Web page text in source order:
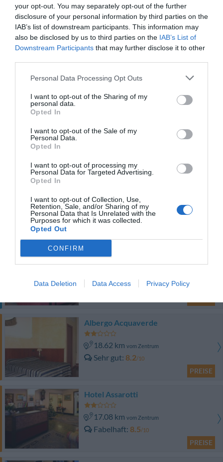
your opt-out. You may separately opt-out of the further
disclosure of your personal information by third parties on the
IAB’s list of downstream participants. This information may
also be disclosed by us to third parties on the IAB’s List of
Downstream Participants that may further disclose it to other
Personal Data Processing Opt Outs
I want to opt-out of the Sharing of my
personal data.
Opted In
I want to opt-out of the Sale of my
Personal Data.
Opted In
I want to opt-out of processing my
Personal Data for Targeted Advertising.
Opted In
I want to opt-out of Collection, Use,
Retention, Sale, and/or Sharing of my
Personal Data that Is Unrelated with the
Purposes for which it was collected.
Opted Out
CONFIRM
Data Deletion Data Access Privacy Policy
Hotel Helvetia
18.20 kmvom Zentrum
Sehr gut 8.3/10
PREISE
Best Western Hotel Porto Antico
Außergewöhnlich /10
Locanda di Palazzo Cicala
Sehr gut 8.2/10
Dieses Hotel bietet PRIVATE ANGEBOTE im InItalia Club an!
Gut 7.5/10
Albergo Acquaverde
18.62 km vom Zentrum
Sehr gut 8.2/10
PREISE
Hotel Assarotti
17.08 km vom Zentrum
Fabelhaft 8.5/10
PREISE